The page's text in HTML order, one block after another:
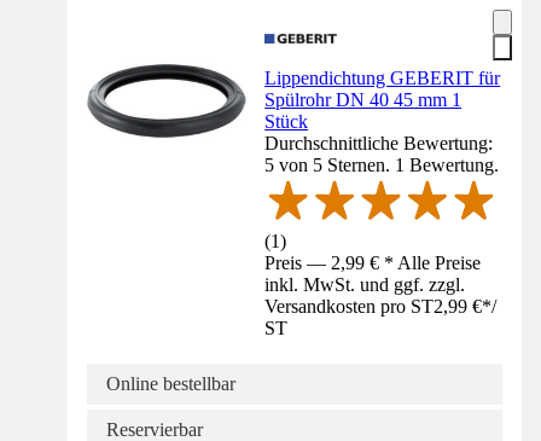
Lippendichtung GEBERIT für
Spülrohr DN 40 45 mm 1
Stück
Durchschnittliche Bewertung:
5 von 5 Sternen. 1 Bewertung.
(1)
Preis — 2,99 € * Alle Preise
inkl. MwSt. und ggf. zzgl.
Versandkosten pro ST2,99 €*/
ST
Online bestellbar
Reservierbar